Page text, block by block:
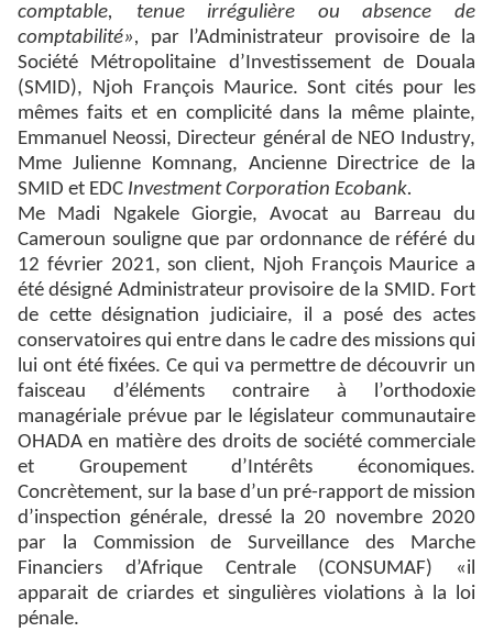
comptable, tenue irrégulière ou absence de
comptabilité», par l’Administrateur provisoire de la
Société Métropolitaine d’Investissement de Douala
(SMID), Njoh François Maurice. Sont cités pour les
mêmes faits et en complicité dans la même plainte,
Emmanuel Neossi, Directeur général de NEO Industry,
Mme Julienne Komnang, Ancienne Directrice de la
SMID et EDC Investment Corporation Ecobank.
Me Madi Ngakele Giorgie, Avocat au Barreau du
Cameroun souligne que par ordonnance de référé du
12 février 2021, son client, Njoh François Maurice a
été désigné Administrateur provisoire de la SMID. Fort
de cette désignation judiciaire, il a posé des actes
conservatoires qui entre dans le cadre des missions qui
lui ont été fixées. Ce qui va permettre de découvrir un
faisceau d’éléments contraire à l’orthodoxie
managériale prévue par le législateur communautaire
OHADA en matière des droits de société commerciale
et Groupement d’Intérêts économiques.
Concrètement, sur la base d’un pré-rapport de mission
d’inspection générale, dressé la 20 novembre 2020
par la Commission de Surveillance des Marche
Financiers d’Afrique Centrale (CONSUMAF) «il
apparait de criardes et singulières violations à la loi
pénale.